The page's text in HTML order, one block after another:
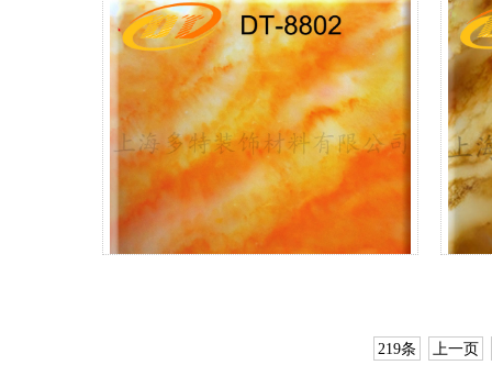
DT9024
219条
上一页